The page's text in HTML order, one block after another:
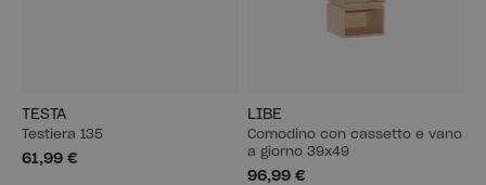
TESTA
Testiera 135
61,99 €
LIBE
Comodino con cassetto e vano
a giorno 39x49
96,99 €